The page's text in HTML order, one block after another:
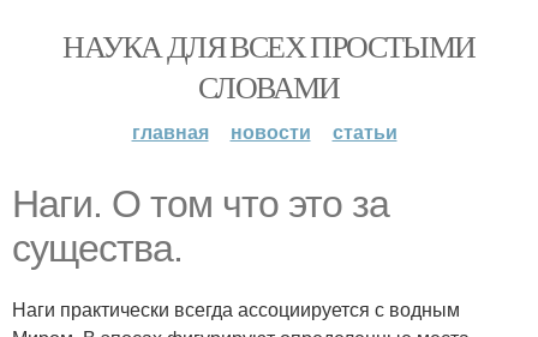
НАУКА ДЛЯ ВСЕХ ПРОСТЫМИ
СЛОВАМИ
главная новости статьи
Наги. O том что это за
существа.
Наги практически всегда ассоциируется с водным